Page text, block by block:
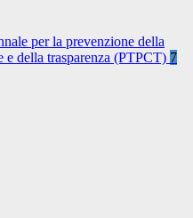
per la prevenzione della
e della trasparenza (PTPCT) 7